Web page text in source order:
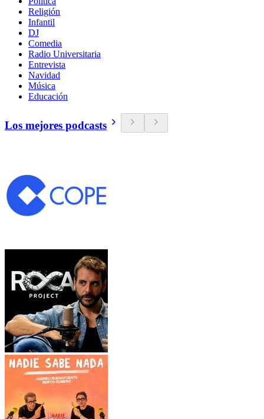
Religión
Infantil
DJ
Comedia
Radio Universitaria
Entrevista
Navidad
Música
Educación
Los mejores podcasts